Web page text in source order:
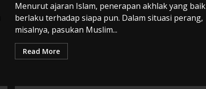
Menurut ajaran Islam, penerapan akhlak yang baik
berlaku terhadap siapa pun. Dalam situasi perang,
misalnya, pasukan Muslim...
Read More